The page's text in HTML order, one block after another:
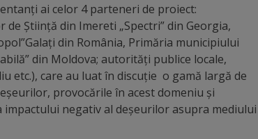
ai celor 4 parteneri de proiect:
Știință din Imereti „Spectri” din Georgia,
din România, Primăria municipiului
din Moldova; autorități publice locale,
etc.), care au luat în discuție o gamă largă de
provocările în acest domeniu și
negativ al deșeurilor asupra mediului